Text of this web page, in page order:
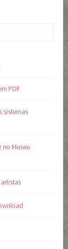
PDF
sistemas
no Museu